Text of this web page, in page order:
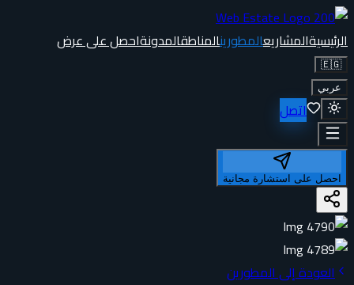
الرئيسيةالمشاريعالمطورينالمناطقالمدونةاحصل على عرض
🇪🇬
عربي
اتصل
احصل على استشارة مجانية
العودة إلى المطورين